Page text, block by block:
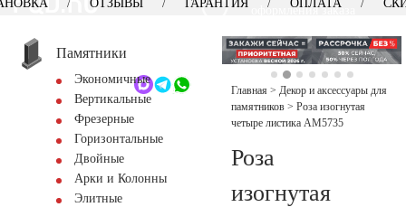
оформления заказа
+7 (495) 518-44-23
Обратный звонок
ОТЗЫВЫ ГАРАНТИЯ ОПЛАТА
Памятники
Экономичные
Вертикальные
Фрезерные
Горизонтальные
Двойные
Арки и Колонны
Элитные
Главная > Декор и аксессуары для
памятников > Роза изогнутая
четыре листика AM5735
Роза
изогнутая